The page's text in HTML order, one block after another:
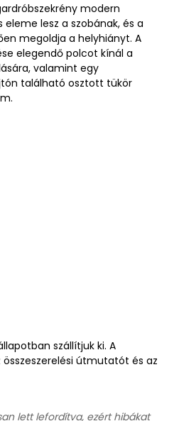
modern
lesz a szobának, és a
megoldja a helyhiányt. A
elegendő polcot kínál a
valamint egy
található osztott tükör
szállítjuk ki. A
útmutatót és az
lett lefordítva, ezért hibákat